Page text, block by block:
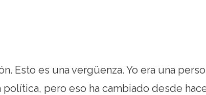
Esto es una vergüenza. Yo era una
pero eso ha cambiado desde